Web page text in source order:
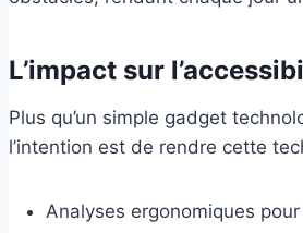
L’impact sur
Plus qu’un simple gadget
l’intention est de rendre cette
Analyses ergonomiques